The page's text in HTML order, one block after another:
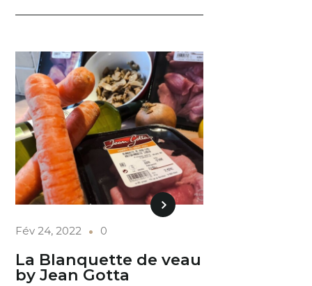
Fév 24, 2022 0
La Blanquette de veau
by Jean Gotta